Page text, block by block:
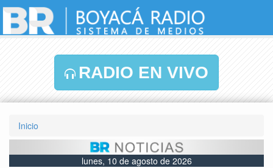
RADIO EN VIVO
Inicio
lunes, 10 de agosto de 2026